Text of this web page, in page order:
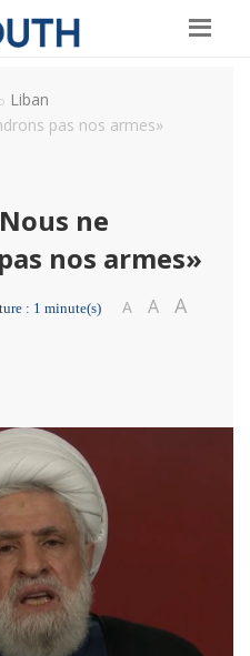
Liban
pas nos armes»
ne
nos armes»
: 1 minute(s) A A A